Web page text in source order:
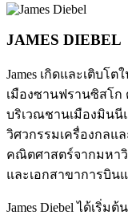
JAMES DIEBEL
James เกิดและเติบโ
เมืองซานฟรานซิสโก
บริเวณชานเมืองมินนี
วิศวกรรมเครื่องกลแ
คณิตศาสตร์จากมหา
และเอกสาขาการบิน
James Diebel ได้เริ่ม